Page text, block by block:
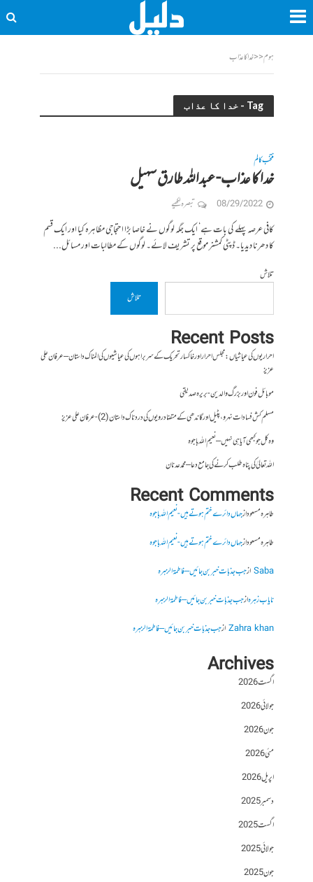
ہوم<<خدا کا عذاب
Tag - خدا کا عذاب
منتخب کالم
خدا کا عذاب- عبداللہ طارق سہیل
08/29/2022 تبصرہ لکھیے
کافی عرصہ پہلے کی بات ہے‘ ایک جگہ لوگوں نے خاصا بڑا احتجاجی مظاہرہ کیا اور ایک قسم
کا دھرنا دیدیا۔ ڈپٹی کمشنر موقع پر تشریف لائے۔ لوگوں کے مطالبات اور مسائل...
تلاش
تلاش
Recent Posts
احراریوں کی عیاشیاں : مجلس احرار اور خاکسار تحریک کے سربراہوں کی عیاشیوں کی المناک داستان – عرفان علی
عزیز
موبائل فون اور بزرگ والدین- بریرہ صدیقی
مسلم کش فسادات نہرو، پٹیل اور گاندھی کے متضاد رویوں کی درد ناک داستان (2)- عرفان علی عزیز
وہ کل جو کبھی آیا ہی نہیں – نعیم اللہ باجوہ
اللہ تعالیٰ کی پناہ طلب کرنے کی جامع دعا – محمد عدنان
Recent Comments
طاہرہ مسعودازجہاں دائرے ختم ہوتے ہیں- نعیم اللہ باجوہ
طاہرہ مسعودازجہاں دائرے ختم ہوتے ہیں- نعیم اللہ باجوہ
Sabaازجب جذبات خبر بن جائیں – فاطمۃالزہرہ
نایاب زہرہازجب جذبات خبر بن جائیں – فاطمۃالزہرہ
Zahra khanازجب جذبات خبر بن جائیں – فاطمۃالزہرہ
Archives
اگست 2026
جولائی 2026
جون 2026
مئی 2026
اپریل 2026
دسمبر 2025
اگست 2025
جولائی 2025
جون 2025